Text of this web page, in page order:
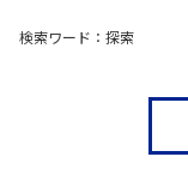
検索ワード：探索